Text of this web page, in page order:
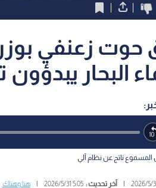
البحار
ناتج عن نظام آلي
آخر تحديث :5:05 2026/5/31 هنا وهناك